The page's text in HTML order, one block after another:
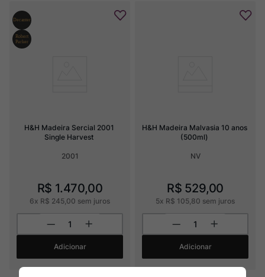
H&H Madeira Sercial 2001
Single Harvest
2001
R$ 1.470,00
6x R$ 245 00 sem juros
Adicionar
H&H Madeira Malvasia 10 anos
(500ml)
NV
R$ 529,00
5x R$ 105 80 sem juros
Adicionar